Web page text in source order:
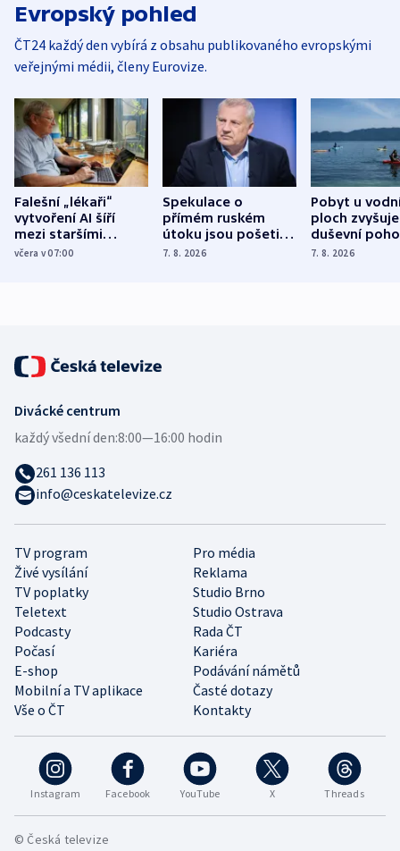
Evropský pohled
ČT24 každý den vybírá z obsahu publikovaného evropskými
veřejnými médii, členy Eurovize.
Falešní „lékaři“
vytvoření AI šíří
mezi staršími
Poláky nebezpečné
včera v 07:00
Spekulace o
přímém ruském
útoku jsou pošetilé,
míní estonský
7. 8. 2026
Pobyt u
ploch zvyšuje
duševní
ukázala
7. 8. 2026
Instagram Facebook YouTube X Threads
TV program
Pro média
Živé vysílání
Reklama
TV poplatky
Studio Brno
Teletext
Studio Ostrava
Podcasty
Rada ČT
Počasí
Kariéra
E-shop
Podávání námětů
Mobilní a TV aplikace
Časté dotazy
Vše o ČT
Kontakty
Divácké centrum
každý všední den:8:00—16:00 hodin
261 136 113
info@ceskatelevize.cz
© Česká televize